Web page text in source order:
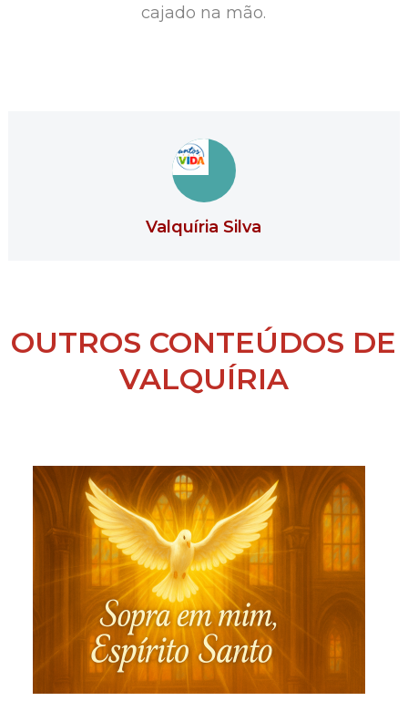
cajado na mão.
Valquíria Silva
OUTROS CONTEÚDOS DE
VALQUÍRIA